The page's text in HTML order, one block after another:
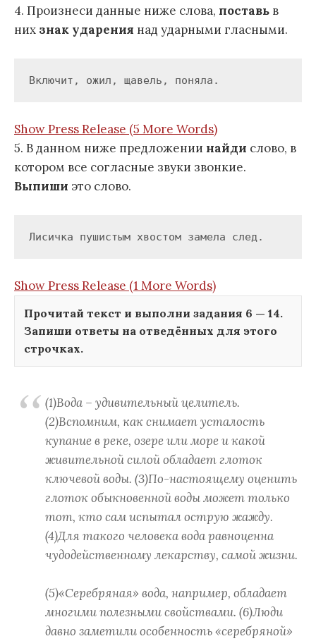
4. Произнеси данные ниже слова, поставь в
них знак ударения над ударными гласными.
Show Press Release (5 More Words)
5. В данном ниже предложении найди слово, в
котором все согласные звуки звонкие.
Выпиши это слово.
Лисичка пушистым хвостом замела след.
Show Press Release (1 More Words)
Прочитай текст и выполни задания 6 — 14.
Запиши ответы на отведённых для этого
строчках.
(1)Вода – удивительный целитель.
(2)Вспомним, как снимает усталость
купание в реке, озере или море и какой
живительной силой обладает глоток
ключевой воды. (3)По-настоящему оценить
глоток обыкновенной воды может только
тот, кто сам испытал острую жажду.
(4)Для такого человека вода равноценна
чудодейственному лекарству, самой жизни.
(5)«Серебряная» вода, например, обладает
многими полезными свойствами. (6)Люди
давно заметили особенность «серебряной»